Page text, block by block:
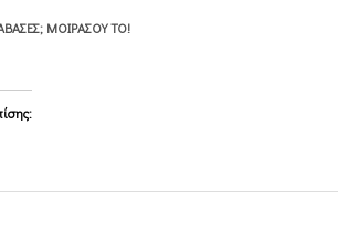
ΜΟΙΡΆΣΟΥ ΤΟ!